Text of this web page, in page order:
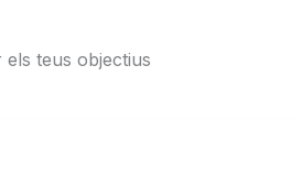
teus objectius